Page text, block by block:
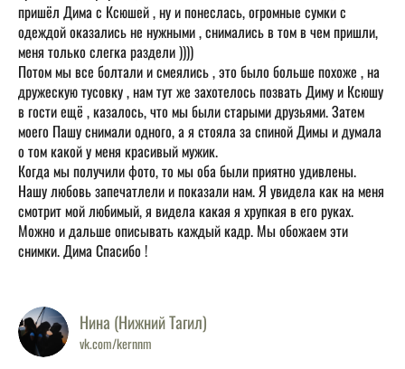
пришёл Дима с Ксюшей , ну и понеслась, огромные сумки с
одеждой оказались не нужными , снимались в том в чем пришли,
меня только слегка раздели ))))
Потом мы все болтали и смеялись , это было больше похоже , на
дружескую тусовку , нам тут же захотелось позвать Диму и Ксюшу
в гости ещё , казалось, что мы были старыми друзьями. Затем
моего Пашу снимали одного, а я стояла за спиной Димы и думала
о том какой у меня красивый мужик.
Когда мы получили фото, то мы оба были приятно удивлены.
Нашу любовь запечатлели и показали нам. Я увидела как на меня
смотрит мой любимый, я видела какая я хрупкая в его руках.
Можно и дальше описывать каждый кадр. Мы обожаем эти
снимки. Дима Спасибо !
Нина (Нижний Тагил)
vk.com/kernnm